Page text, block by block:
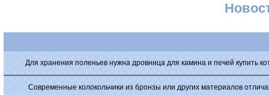
Для хранения поленьев нужна дровница для камина и печей купить
Современные колокольчики из бронзы или других материалов